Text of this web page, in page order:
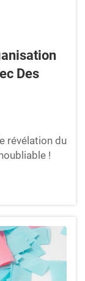
Des
révélation du
!
colorée ou
une façon
vous